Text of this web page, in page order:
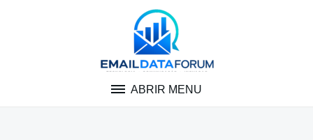
ABRIR MENU